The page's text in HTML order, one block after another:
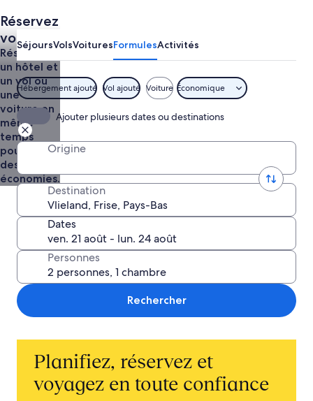
Réservez
votre
séjour à
Vlieland
Réservez
un hôtel et
un vol ou
une
voiture en
même
temps
pour faire
des
économies.
SéjoursVolsVoituresFormulesActivités
Hébergement ajouté Vol ajouté Voiture Économique
Ajouter plusieurs dates ou destinations
Origine
Destination
Dates
Personnes
Rechercher
Planifiez, réservez et
voyagez en toute confiance